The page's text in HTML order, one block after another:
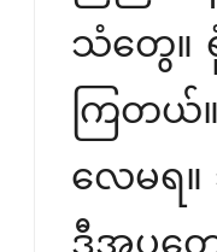
သံတွေ။
ကြတယ်
လေမရ
ဒီအပူတွေ